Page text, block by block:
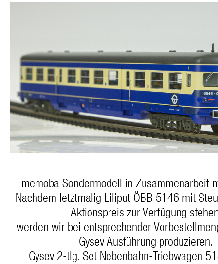
memoba Sondermodell in Zusammenarbeit
Nachdem letztmalig Liliput ÖBB 5146 mit
Aktionspreis zur Verfügung
werden wir bei entsprechender
Gysev Ausführung produzieren.
Gysev 2-tlg. Set Nebenbahn-Triebwagen